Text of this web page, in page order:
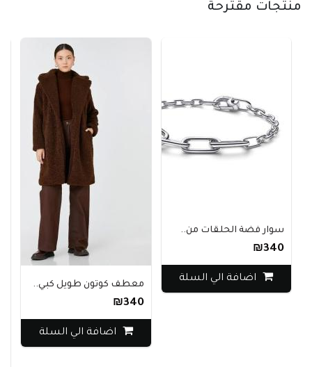
منتجات مقترحة
سوار فضة الحلقات من..
₪340
اضافة الي السلة
معطف كوتون طويل كبي..
₪340
اضافة الي السلة